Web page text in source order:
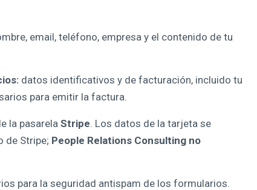
email, teléfono, empresa y el contenido de tu
datos identificativos y de facturación, incluido tu
para emitir la factura.
la pasarelaStripe. Los datos de la tarjeta se
de Stripe; People Relations Consulting no
para la seguridad antispam de los formularios.